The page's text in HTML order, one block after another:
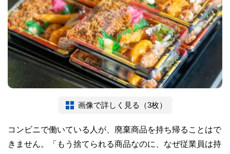
画像で詳しく見る（3枚）
コンビニで働いている人が、廃棄商品を持ち帰ることはで
きません。「もう捨てられる商品なのに、なぜ従業員は持